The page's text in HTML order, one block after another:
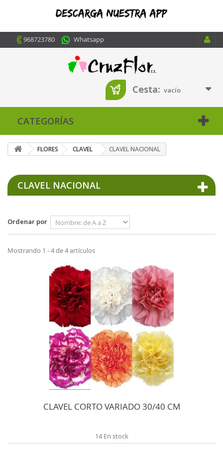
968723780 Whatsapp
Cesta: vacío
CATEGORÍAS
FLORES CLAVEL CLAVEL NACIONAL
CLAVEL NACIONAL
Ordenar por
Mostrando 1 - 4 de 4 artículos
CLAVEL CORTO VARIADO 30/40 CM
14 En stock